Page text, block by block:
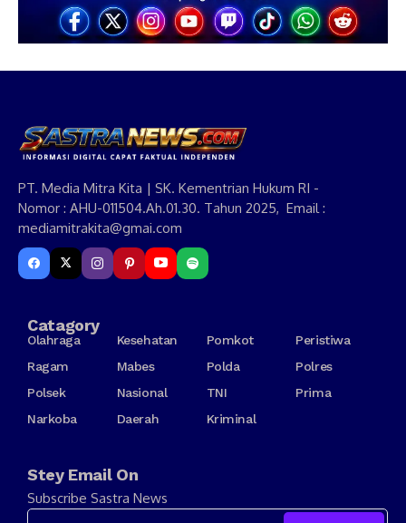
PT. Media Mitra Kita | SK. Kementrian Hukum RI -
Nomor : AHU-011504.Ah.01.30. Tahun 2025, Email :
mediamitrakita@gmai.com
Catagory
Olahraga Kesehatan Pomkot
Peristiwa
Ragam
Mabes Polda
Polres
Polsek
Nasional TNI
Prima
Narkoba
Daerah Kriminal
Stey Email On
Subscribe Sastra News